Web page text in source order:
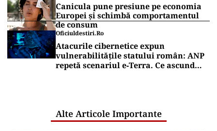
Canicula pune presiune pe economia
Europei și schimbă comportamentul
de consum
Oficiuldestiri.ro
Atacurile cibernetice expun
vulnerabilitățile statului român: ANP
repetă scenariul e‑Terra. Ce ascund
Alte Articole Importante